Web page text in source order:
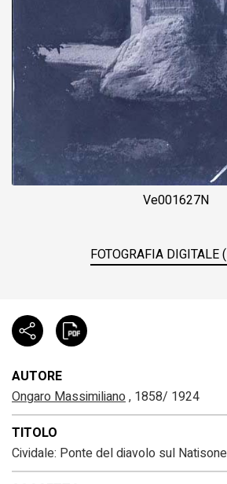
Ve001627N
FOTOGRAFIA DIGITALE
AUTORE
Ongaro Massimiliano, 1858/ 1924
TITOLO
Cividale: Ponte del diavolo sul Natisone